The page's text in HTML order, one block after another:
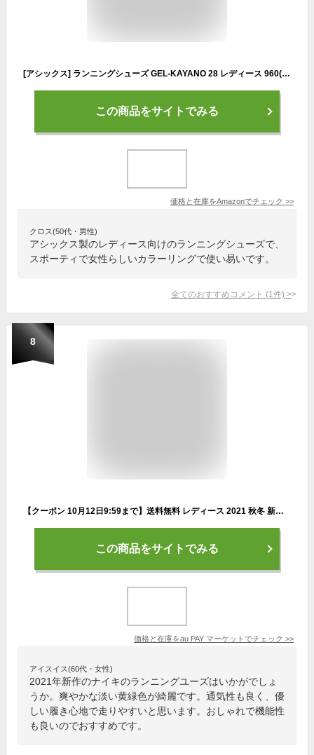
[アシックス] ランニングシューズ GEL-KAYANO 28 レディース 960(ホワイト/サンダーブルー) 24.0 cm E
この商品をサイトでみる
価格と在庫をAmazonでチェック >>
クロス(50代・男性)
アシックス製のレディース向けのランニングシューズで、
スポーティで女性らしいカラーリングで使い易いです。
全てのおすすめコメント (1 件) >
8
【クーポン 10月12日9:59まで】送料無料 レディース 2021 秋冬 新作 秋新作 夏新作 FW スニーカー ランニングシューズ 人気 流行 定番 NI
この商品をサイトでみる
価格と在庫をau PAY マーケット でチェック >>
アイスイス(60代・女性)
2021年新作のナイキのランニングユーズはいかがでしょ
うか。爽やかな淡い黄緑色が綺麗です。通気性も良く、優
しい履き心地で走りやすいと思います。おしゃれで機能性
も良いのでおすすめです。